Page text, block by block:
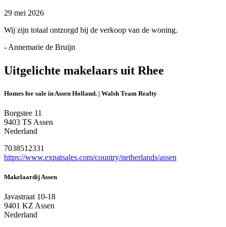
29 mei 2026
Wij zijn totaal ontzorgd bij de verkoop van de woning.
- Annemarie de Bruijn
Uitgelichte makelaars uit Rhee
Homes for sale in Assen Holland. | Walsh Team Realty
Borgstee 11
9403 TS Assen
Nederland
7038512331
https://www.expatsales.com/country/netherlands/assen
Makelaardij Assen
Javastraat 10-18
9401 KZ Assen
Nederland